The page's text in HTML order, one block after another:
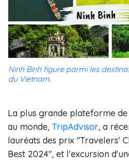
Ninh Binh figure parmi les
du Vietnam.
La plus grande plateforme
au monde, TripAdvisor, a
lauréats des prix "Travelers'
Best 2024", et l'excursion